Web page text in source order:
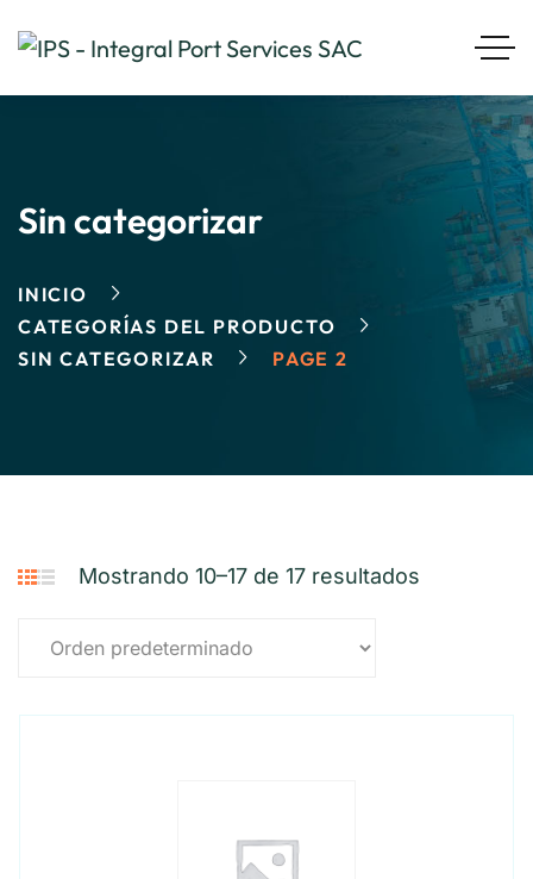
Sin categorizar
INICIO
CATEGORÍAS DEL PRODUCTO
SIN CATEGORIZAR
PAGE 2
Mostrando 10–17 de 17 resultados